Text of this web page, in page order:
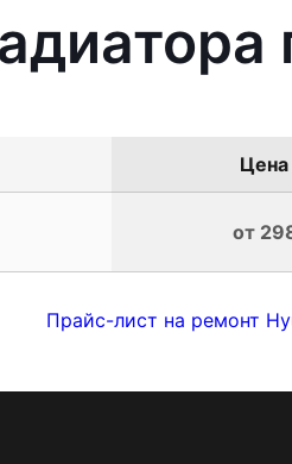
Цена
от
Прайс-лист на ремонт